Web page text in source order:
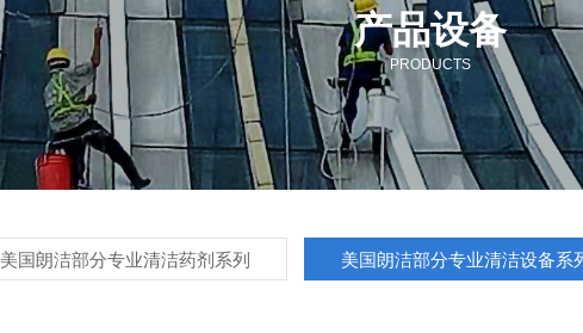
产品设备
PRODUCTS
美国朗洁部分专业清洁药剂系列 美国朗洁部分专业清洁设备系